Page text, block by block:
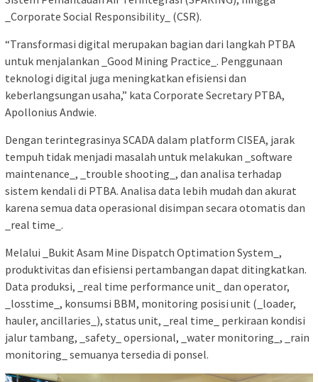
_Corporate Social Responsibility_ (CSR).
“Transformasi digital merupakan bagian dari langkah PTBA
untuk menjalankan _Good Mining Practice_. Penggunaan
teknologi digital juga meningkatkan efisiensi dan
keberlangsungan usaha,” kata Corporate Secretary PTBA,
Apollonius Andwie.
Dengan terintegrasinya SCADA dalam platform CISEA, jarak
tempuh tidak menjadi masalah untuk melakukan _software
maintenance_, _trouble shooting_, dan analisa terhadap
sistem kendali di PTBA. Analisa data lebih mudah dan akurat
karena semua data operasional disimpan secara otomatis dan
_real time_.
Melalui _Bukit Asam Mine Dispatch Optimation System_,
produktivitas dan efisiensi pertambangan dapat ditingkatkan.
Data produksi, _real time performance unit_ dan operator,
_losstime_, konsumsi BBM, monitoring posisi unit (_loader,
hauler, ancillaries_), status unit, _real time_ perkiraan kondisi
jalur tambang, _safety_ opersional, _water monitoring_, _rain
monitoring_ semuanya tersedia di ponsel.